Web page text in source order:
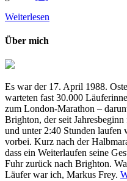
Weiterlesen
Über mich
Es war der 17. April 1988.
warteten fast 30.000
zum London-Marathon –
Brighton, der seit
und unter 2:40 Stunden
vorbei. Kurz nach der
dass ein Weiterlaufen seine
Fuhr zurück nach Brighton.
Läufer war ich, Markus Frey.